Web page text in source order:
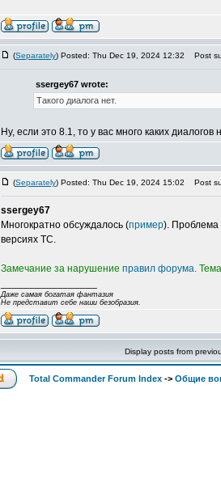
(Separately) Posted: Thu Dec 19, 2024 12:32 Post
ssergey67 wrote:
Такого диалога нет.
Ну, если это 8.1, то у вас много каких диалогов
(Separately) Posted: Thu Dec 19, 2024 15:02 Post
ssergey67
Многократно обсуждалось (пример). Проблема
версиях TC.
Замечание за нарушение правил форума.
Даже самая богатая фантазия
Не представит себе наши безобразия.
Display posts from
Total Commander Forum Index -> Общие